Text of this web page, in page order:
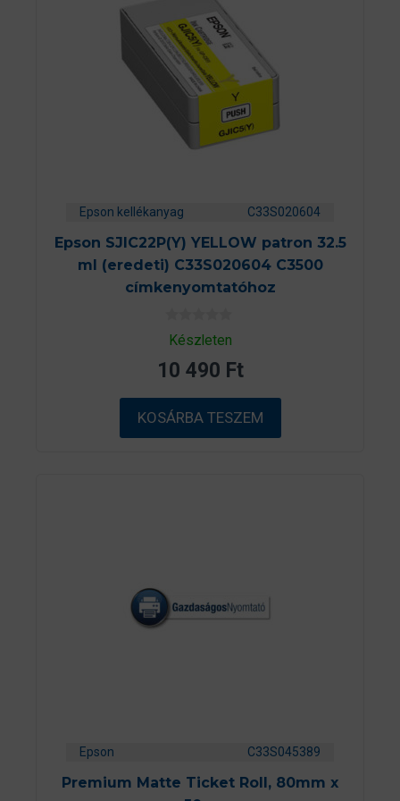
Epson kellékanyag C33S020604
Epson SJIC22P(Y) YELLOW patron 32.5
ml (eredeti) C33S020604 C3500
címkenyomtatóhoz
0
a
5
b
ő
l
Készleten
10 490 Ft
KOSÁRBA TESZEM
Epson C33S045389
Premium Matte Ticket Roll, 80mm x